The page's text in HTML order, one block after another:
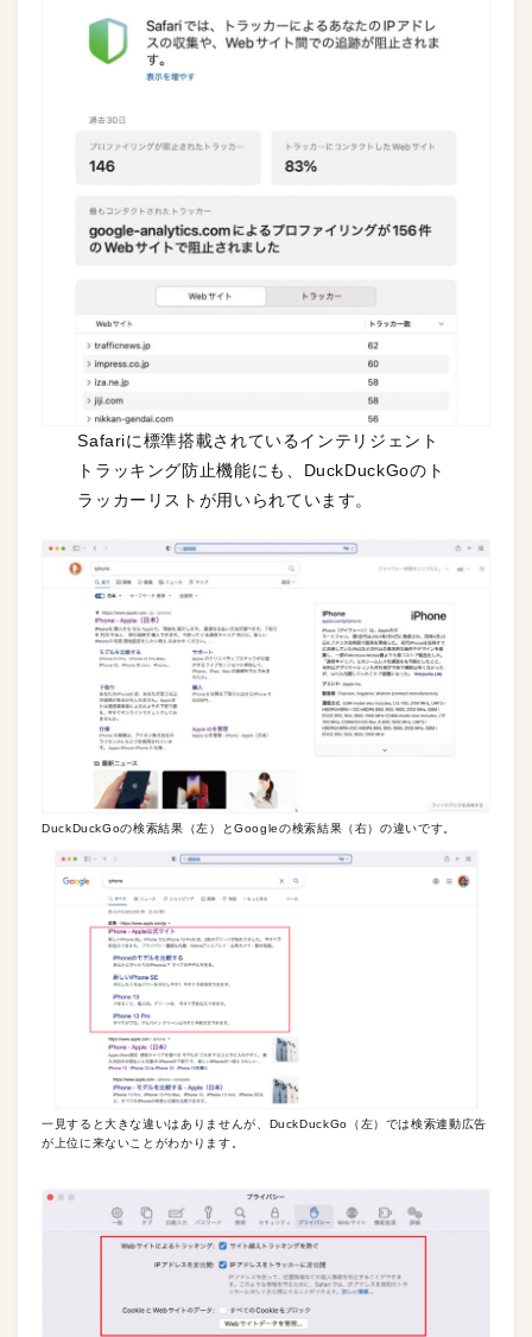
Safariに標準搭載されているインテリジェント
トラッキング防止機能にも、DuckDuckGoのト
ラッカーリストが用いられています。
DuckDuckGoの検索結果（左）とGoogleの検索結果（右）の違いです。
一見すると大きな違いはありませんが、DuckDuckGo（左）では検索連動広告
が上位に来ないことがわかります。